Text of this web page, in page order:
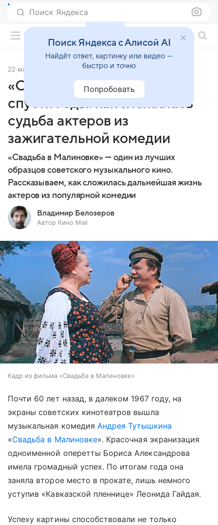
Поиск Яндекса
22 мая 2026 Источник:Кино Mail
«Свадьба в Малиновке»
спустя годы: как сложилась
судьба актеров из
зажигательной комедии
«Свадьба в Малиновке» — один из лучших
образцов советского музыкального кино.
Рассказываем, как сложилась дальнейшая жизнь
актеров из популярной комедии
Владимир Белозеров
Автор Кино Mail
Кадр из фильма «Свадьба в Малиновке»
Почти 60 лет назад, в далеком 1967 году, на
экраны советских кинотеатров вышла
музыкальная комедия Андрея Тутышкина
«Свадьба в Малиновке». Красочная экранизация
одноименной оперетты Бориса Александрова
имела громадный успех. По итогам года она
заняла второе место в прокате, лишь немного
уступив «Кавказской пленнице» Леонида Гайдая.
Успеху картины способствовали не только
Поиск Яндекса с Алисой AI
Найдёт ответ, картинку или видео —
быстро и точно
Попробовать